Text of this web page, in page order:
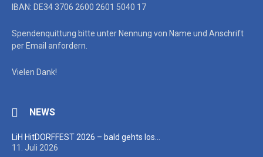
IBAN: DE34 3706 2600 2601 5040 17
Spendenquittung bitte unter Nennung von Name und Anschrift
per Email anfordern.
Vielen Dank!
NEWS
LiH HitDORFFEST 2026 – bald gehts los…
11. Juli 2026